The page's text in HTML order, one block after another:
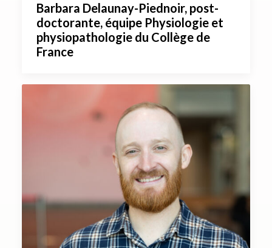
Barbara Delaunay-Piednoir, post-
doctorante, équipe Physiologie et
physiopathologie du Collège de
France